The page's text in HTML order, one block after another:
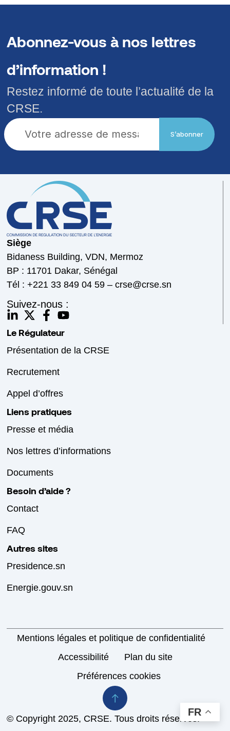
Abonnez-vous à nos lettres
d’information !
Restez informé de toute l’actualité de la
CRSE.
S’abonner
Siège
Bidaness Building, VDN, Mermoz
BP : 11701 Dakar, Sénégal
Tél : +221 33 849 04 59 – crse@crse.sn
Suivez-nous :
Le Régulateur
Présentation de la CRSE
Recrutement
Appel d’offres
Liens pratiques
Presse et média
Nos lettres d’informations
Documents
Besoin d’aide ?
Contact
FAQ
Autres sites
Presidence.sn
Energie.gouv.sn
© Copyright 2025, CRSE. Tous droits réservés.
Mentions légales et politique de confidentialité
Accessibilité
Plan du site
Préférences cookies
FR